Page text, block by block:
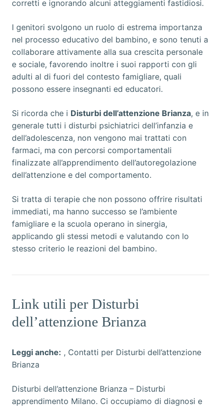
corretti e ignorando alcuni atteggiamenti fastidiosi.
I genitori svolgono un ruolo di estrema importanza
nel processo educativo del bambino, e sono tenuti a
collaborare attivamente alla sua crescita personale
e sociale, favorendo inoltre i suoi rapporti con gli
adulti al di fuori del contesto famigliare, quali
possono essere insegnanti ed educatori.
Si ricorda che i Disturbi dell’attenzione Brianza, e in
generale tutti i disturbi psichiatrici dell’infanzia e
dell’adolescenza, non vengono mai trattati con
farmaci, ma con percorsi comportamentali
finalizzate all’apprendimento dell’autoregolazione
dell’attenzione e del comportamento.
Si tratta di terapie che non possono offrire risultati
immediati, ma hanno successo se l’ambiente
famigliare e la scuola operano in sinergia,
applicando gli stessi metodi e valutando con lo
stesso criterio le reazioni del bambino.
Link utili per Disturbi
dell’attenzione Brianza
Leggi anche: , Contatti per Disturbi dell’attenzione
Brianza
Disturbi dell’attenzione Brianza – Disturbi
apprendimento Milano. Ci occupiamo di diagnosi e